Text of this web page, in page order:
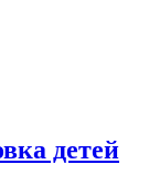
детей